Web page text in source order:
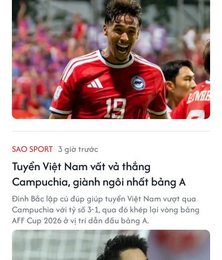
SAO SPORT 3 giờ trước
Tuyển Việt Nam vất vả thắng
Campuchia, giành ngôi nhất bảng A
Đình Bắc lập cú đúp giúp tuyển Việt Nam vượt qua
Campuchia với tỷ số 3-1, qua đó khép lại vòng bảng
AFF Cup 2026 ở vị trí dẫn đầu bảng A.